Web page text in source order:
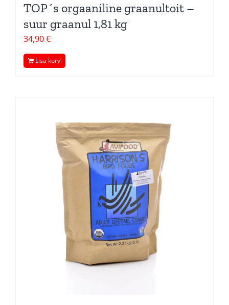
TOP´s orgaaniline graanultoit –
suur graanul 1,81 kg
34,90€
Lisa korvi